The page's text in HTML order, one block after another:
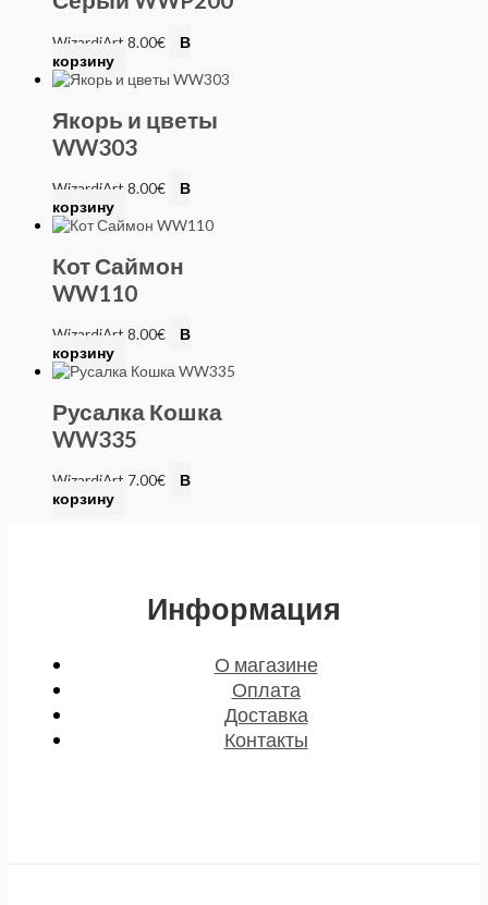
WizardiArt 8.00€
В
корзину
Якорь и цветы
WW303
WizardiArt 8.00€
В
корзину
Кот Саймон
WW110
WizardiArt 8.00€
В
корзину
Русалка Кошка
WW335
WizardiArt 7.00€
В
корзину
Информация
О магазине
Оплата
Доставка
Контакты